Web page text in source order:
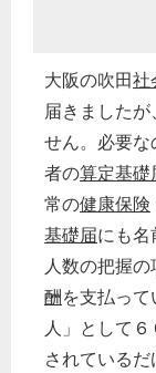
大阪の吹田社
届きました
せん。必要な
者の算定基礎
常の健康保険
基礎届にも名
人数の把握の
酬を支払っ
人」として
されているだ